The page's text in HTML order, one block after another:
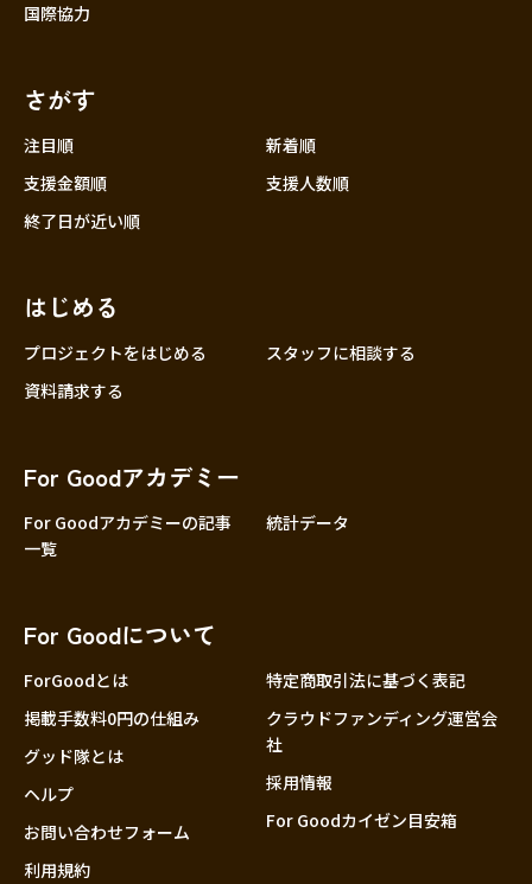
国際協力
さがす
注目順
新着順
支援金額順
支援人数順
終了日が近い順
はじめる
プロジェクトをはじめる
スタッフに相談する
資料請求する
For Goodアカデミー
For Goodアカデミーの記事
一覧
統計データ
For Goodについて
ForGoodとは
掲載手数料0円の仕組み
グッド隊とは
ヘルプ
お問い合わせフォーム
利用規約
特定商取引法に基づく表記
クラウドファンディング運営会
社
採用情報
For Goodカイゼン目安箱